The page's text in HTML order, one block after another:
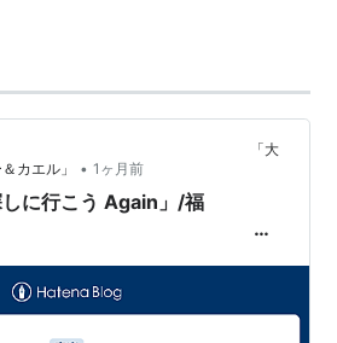
6月）ASIN:B000087EOF、
1999年7月）
ASIN:B00005S77N
on films（2000年9月）
CLIPS 1998-2003（2003年9
日常 「大
カエル」
• 1ヶ月前
しに行こう Again」/福